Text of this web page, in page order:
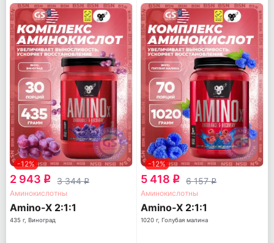
-12%
2 943 q 3 344q
Аминокислотны
Amino-X 2:1:1
435 г, Виноград
-12%
5 418 q 6 157q
Аминокислотны
Amino-X 2:1:1
1020 г, Голубая малина